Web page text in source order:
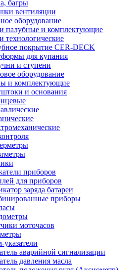
багры
вентиляции
оборудование
палубные и комплектующие
технологические
покрытие CER-DECK
для купания
и ступени
оборудование
и комплектующие
и основания
приборов
для приборов
заряда батареи
приборы
моточасов
указатели
аварийной сигнализации
давления масла